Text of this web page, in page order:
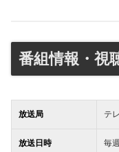
番組情報・視
放送局 テ
放送日時 毎